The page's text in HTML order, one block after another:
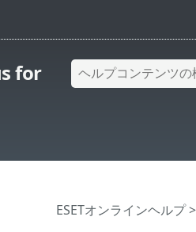
for
ESETオンラインヘルプ>